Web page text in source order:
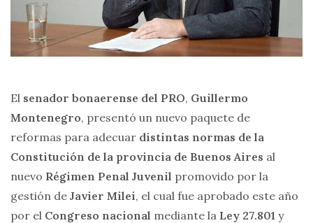
El senador bonaerense del PRO, Guillermo
Montenegro, presentó un nuevo paquete de
reformas para adecuar distintas normas de la
Constitución de la provincia de Buenos Aires al
nuevo Régimen Penal Juvenil promovido por la
gestión de Javier Milei, el cual fue aprobado este año
por el Congreso nacional mediante la Ley 27.801 y